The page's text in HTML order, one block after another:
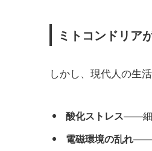
ミトコンドリア
しかし、現代人の生
酸化ストレス——細
電磁環境の乱れ——